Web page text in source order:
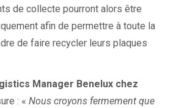
de collecte pourront alors être
afin de permettre à toute la
de faire recycler leurs plaques
Manager Benelux chez
: « Nous croyons fermement que